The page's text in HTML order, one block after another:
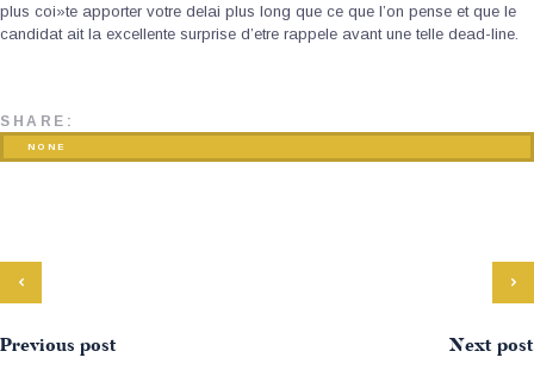
plus coi»te apporter votre delai plus long que ce que l’on pense et que le
candidat ait la excellente surprise d’etre rappele avant une telle dead-line.
SHARE:
NONE
Previous post Next post